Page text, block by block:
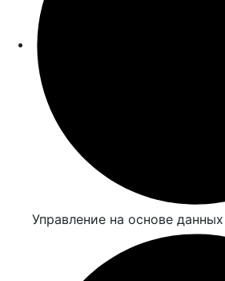
Управление на основе